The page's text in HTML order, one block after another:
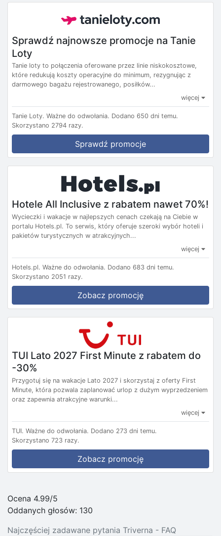
Sprawdź najnowsze promocje na Tanie
Loty
Tanie loty to połączenia oferowane przez linie niskokosztowe,
które redukują koszty operacyjne do minimum, rezygnując z
darmowego bagażu rejestrowanego, posiłków...
więcej
Tanie Loty. Ważne do odwołania. Dodano 650 dni temu.
Skorzystano 2794 razy.
Sprawdź promocje
Hotele All Inclusive z rabatem nawet 70%!
Wycieczki i wakacje w najlepszych cenach czekają na Ciebie w
portalu Hotels.pl. To serwis, który oferuje szeroki wybór hoteli i
pakietów turystycznych w atrakcyjnych...
więcej
Hotels.pl. Ważne do odwołania. Dodano 683 dni temu.
Skorzystano 2051 razy.
Zobacz promocję
TUI Lato 2027 First Minute z rabatem do
-30%
Przygotuj się na wakacje Lato 2027 i skorzystaj z oferty First
Minute, która pozwala zaplanować urlop z dużym wyprzedzeniem
oraz zapewnia atrakcyjne warunki...
więcej
TUI. Ważne do odwołania. Dodano 273 dni temu.
Skorzystano 723 razy.
Zobacz promocję
Ocena 4.99/5
Oddanych głosów: 130
Najczęściej zadawane pytania Triverna - FAQ